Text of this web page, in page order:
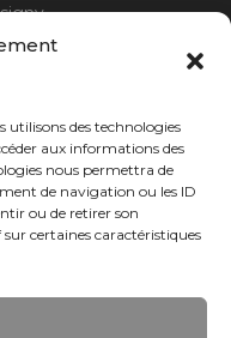
utilisons des technologies
aux informations des
nous permettra de
de navigation ou les ID
ou de retirer son
certaines caractéristiques
.